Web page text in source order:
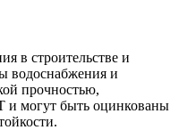
в строительстве и
водоснабжения и
прочностью,
и могут быть оцинкованы